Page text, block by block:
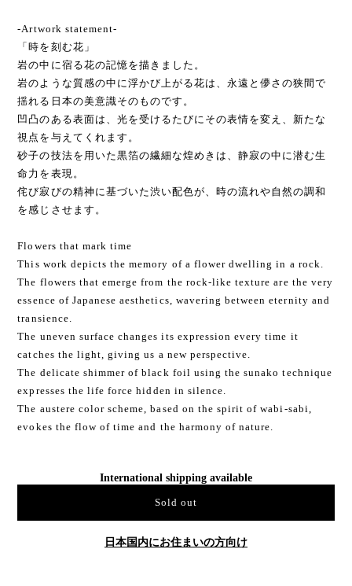
-Artwork statement-
「時を刻む花」
岩の中に宿る花の記憶を描きました。
岩のような質感の中に浮かび上がる花は、永遠と儚さの狭間で
揺れる日本の美意識そのものです。
凹凸のある表面は、光を受けるたびにその表情を変え、新たな
視点を与えてくれます。
砂子の技法を用いた黒箔の繊細な煌めきは、静寂の中に潜む生
命力を表現。
侘び寂びの精神に基づいた渋い配色が、時の流れや自然の調和
を感じさせます。
Flowers that mark time
This work depicts the memory of a flower dwelling in a rock.
The flowers that emerge from the rock-like texture are the very
essence of Japanese aesthetics, wavering between eternity and
transience.
The uneven surface changes its expression every time it
catches the light, giving us a new perspective.
The delicate shimmer of black foil using the sunako technique
expresses the life force hidden in silence.
The austere color scheme, based on the spirit of wabi-sabi,
evokes the flow of time and the harmony of nature.
International shipping available
Sold out
日本国内にお住まいの方向け